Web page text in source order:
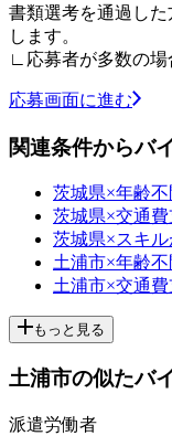
書類選考を通過し
します。
∟応募者が多数の場
応募画面に進む
関連条件からバ
茨城県×年齢不
茨城県×交通
茨城県×スキル
土浦市×年齢不
土浦市×交通
もっと見る
土浦市の似たバ
派遣労働者